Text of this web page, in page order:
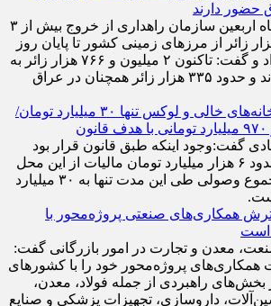
حضور دارند
و ۱۰۲ هزار زائر از مرز‌های زمینی کشور تا پایان روز
۱۴ مرداد خبر داد و گفت: تاکنون ۲ میلیون و ۷۶۶ هزار زائر به
وصول مالیات خانه‌های خالی و لوکس تنها ۳۰ میلیارد تومان/
گفت:وجود اینکه طبق قانون قرار بود
طی سه سال حدود ۶ هزار میلیارد تومان مالیات از این محل
همکاری‌های صنعتی پروژه‌محور با
است
معدن و تجارت در امور بازرگانی گفت:
همکاری‌های پروژه‌محور خود را با کشور‌های
راهبردی از جمله فولاد، معدن،